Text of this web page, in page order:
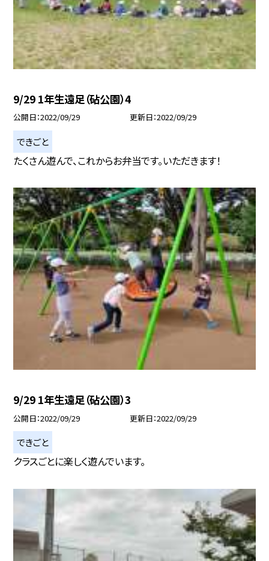
9/29 1年生遠足（砧公園）4
公開日 2022/09/29 更新日 2022/09/29
できごと
たくさん遊んで、これからお弁当です。いただきます！
9/29 1年生遠足（砧公園）3
公開日 2022/09/29 更新日 2022/09/29
できごと
クラスごとに楽しく遊んでいます。